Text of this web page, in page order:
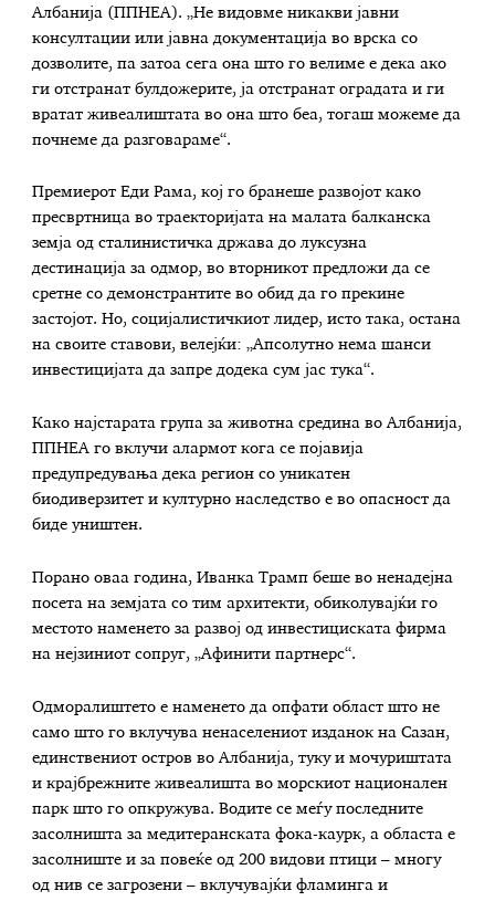
Албанија (ППНЕА). „Не видовме никакви јавни
консултации или јавна документација во врска со
дозволите, па затоа сега она што го велиме е дека ако
ги отстранат булдожерите, ја отстранат оградата и ги
вратат живеалиштата во она што беа, тогаш можеме да
почнеме да разговараме“.
Премиерот Еди Рама, кој го бранеше развојот како
пресвртница во траекторијата на малата балканска
земја од сталинистичка држава до луксузна
дестинација за одмор, во вторникот предложи да се
сретне со демонстрантите во обид да го прекине
застојот. Но, социјалистичкиот лидер, исто така, остана
на своите ставови, велејќи: „Апсолутно нема шанси
инвестицијата да запре додека сум јас тука“.
Како најстарата група за животна средина во Албанија,
ППНЕА го вклучи алармот кога се појавија
предупредувања дека регион со уникатен
биодиверзитет и културно наследство е во опасност да
биде уништен.
Порано оваа година, Иванка Трамп беше во ненадејна
посета на земјата со тим архитекти, обиколувајќи го
местото наменето за развој од инвестициската фирма
на нејзиниот сопруг, „Афинити партнерс“.
Одморалиштето е наменето да опфати област што не
само што го вклучува ненаселениот изданок на Сазан,
единствениот остров во Албанија, туку и мочуриштата
и крајбрежните живеалишта во морскиот национален
парк што го опкружува. Водите се меѓу последните
засолништа за медитеранската фока-каурк, а областа е
засолниште и за повеќе од 200 видови птици – многу
од нив се загрозени – вклучувајќи фламинга и